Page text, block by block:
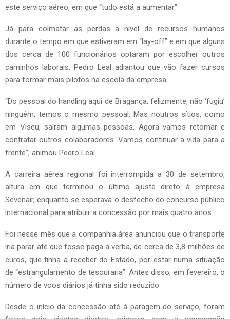
este serviço aéreo, em que “tudo está a aumentar”.
Já para colmatar as perdas a nível de recursos humanos
durante o tempo em que estiveram em “lay-off” e em que alguns
dos cerca de 100 funcionários optaram por escolher outros
caminhos laborais, Pedro Leal adiantou que vão fazer cursos
para formar mais pilotos na escola da empresa.
“Do pessoal do handling aqui de Bragança, felizmente, não ‘fugiu’
ninguém, temos o mesmo pessoal. Mas noutros sítios, como
em Viseu, saíram algumas pessoas. Agora vamos retomar e
contratar outros colaboradores. Vamos continuar a vida para a
frente”, animou Pedro Leal.
A carreira aérea regional foi interrompida a 30 de setembro,
altura em que terminou o último ajuste direto à empresa
Sevenair, enquanto se esperava o desfecho do concurso público
internacional para atribuir a concessão por mais quatro anos.
Foi nesse mês que a companhia área anunciou que o transporte
iria parar até que fosse paga a verba, de cerca de 3,8 milhões de
euros, que tinha a receber do Estado, por estar numa situação
de “estrangulamento de tesouraria”. Antes disso, em fevereiro, o
número de voos diários já tinha sido reduzido.
Desde o início da concessão até à paragem do serviço, foram